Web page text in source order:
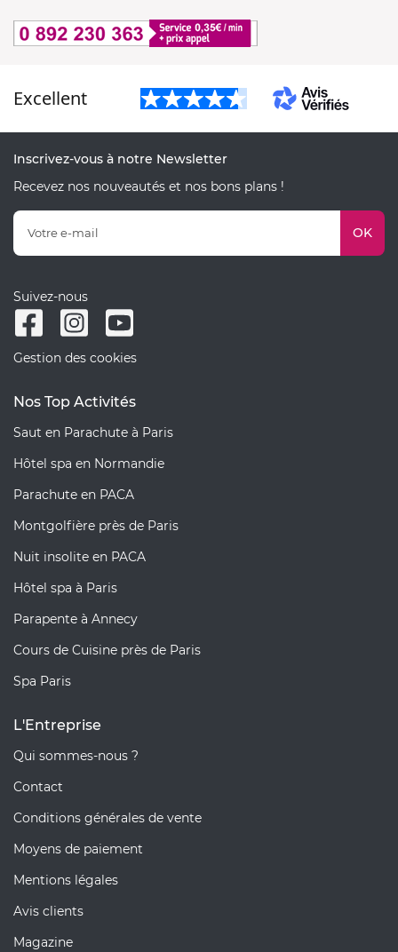
Excellent
Inscrivez-vous à notre Newsletter
Recevez nos nouveautés et nos bons plans !
OK
Suivez-nous
Gestion des cookies
Nos Top Activités
Saut en Parachute à Paris
Hôtel spa en Normandie
Parachute en PACA
Montgolfière près de Paris
Nuit insolite en PACA
Hôtel spa à Paris
Parapente à Annecy
Cours de Cuisine près de Paris
Spa Paris
L'Entreprise
Qui sommes-nous ?
Contact
Conditions générales de vente
Moyens de paiement
Mentions légales
Avis clients
Magazine